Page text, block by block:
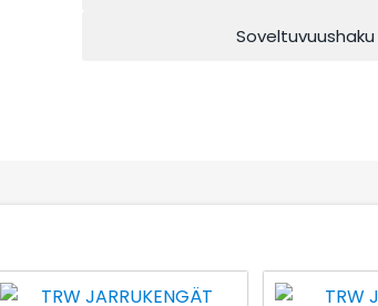
Soveltuvuushaku